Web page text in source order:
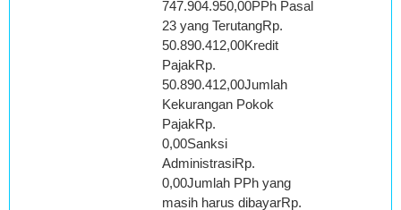
747.904.950,00PPh Pasal
23 yang TerutangRp.
50.890.412,00Kredit
PajakRp.
50.890.412,00Jumlah
Kekurangan Pokok
PajakRp.
0,00Sanksi
AdministrasiRp.
0,00Jumlah PPh yang
masih harus dibayarRp.